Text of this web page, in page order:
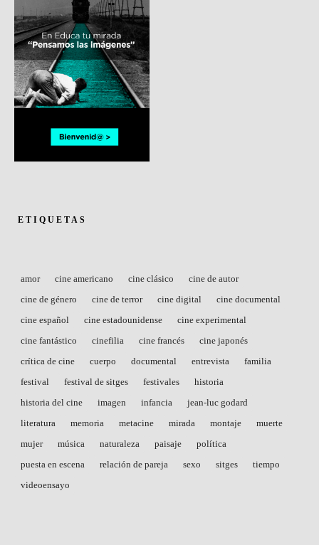
ETIQUETAS
amor cine americano cine clásico
cine de autor
cine de género
cine de terror cine digital
cine documental
cine español
cine estadounidense
cine experimental
cine fantástico
cinefilia cine francés
cine japonés
crítica de cine
cuerpo documental entrevista
familia
festival
festival de sitges festivales
historia
historia del cine
imagen infancia
jean-luc godard
literatura
memoria metacine mirada montaje
muerte
mujer
música naturaleza paisaje
política
puesta en escena
relación de pareja sexo sitges
tiempo
videoensayo